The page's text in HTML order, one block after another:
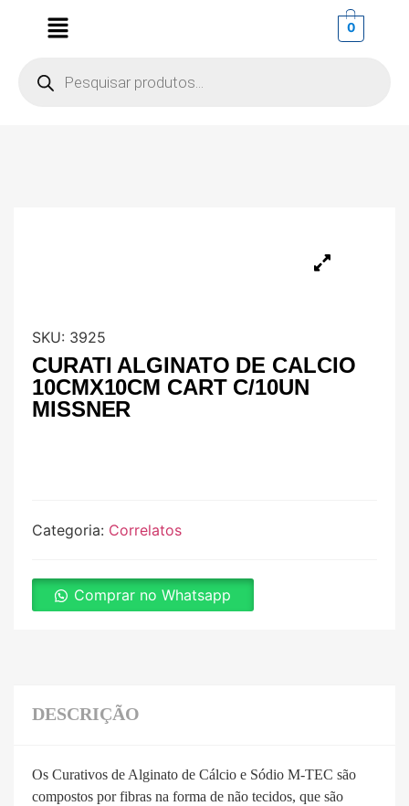
0
SKU: 3925
CURATI ALGINATO DE CALCIO
10CMX10CM CART C/10UN
MISSNER
Categoria: Correlatos
Comprar no Whatsapp
DESCRIÇÃO
Os Curativos de Alginato de Cálcio e Sódio M-TEC são
compostos por fibras na forma de não tecidos, que são